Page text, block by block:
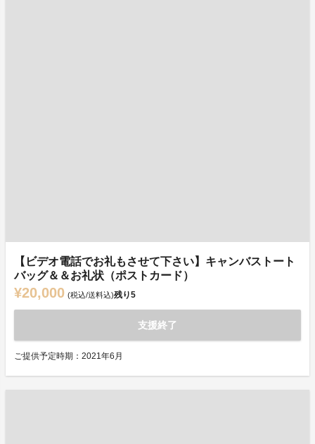
【ビデオ電話でお礼もさせて下さい】キャンバストート
バッグ＆＆お礼状（ポストカード）
¥20,000 (税込/送料込)残り5
支援終了
ご提供予定時期：2021年6月